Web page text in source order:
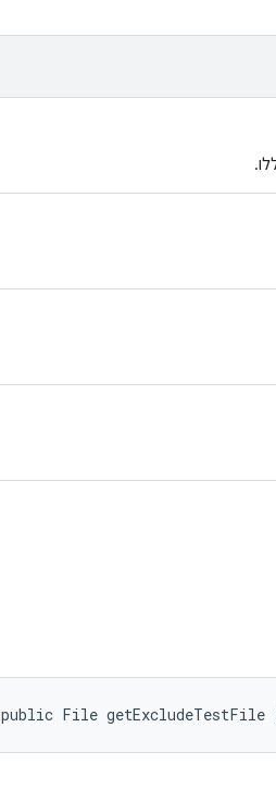
public File getExcludeTestFile